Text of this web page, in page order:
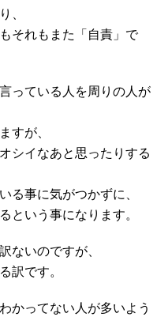
、
それもまた「自責」で
っている人を周りの人が
すが、
シイなあと思ったりする
る事に気がつかずに、
という事になります。
ないのですが、
訳です。
かってない人が多いよう